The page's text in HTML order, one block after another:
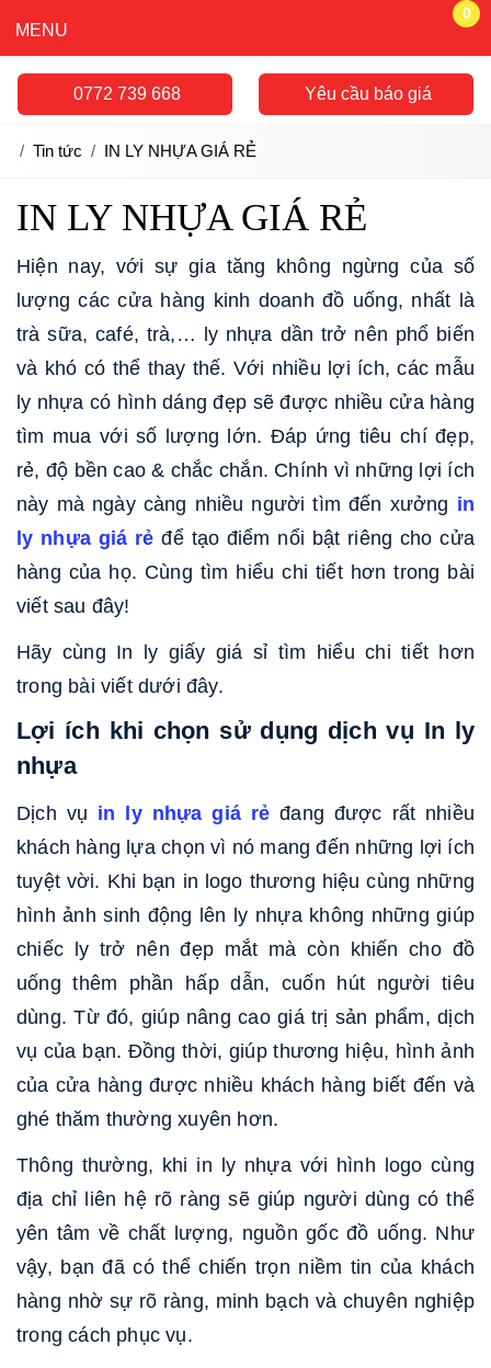
MENU
0
0772 739 668 Yêu cầu báo giá
Tin tức IN LY NHỰA GIÁ RẺ
IN LY NHỰA GIÁ RẺ
Hiện nay, với sự gia tăng không ngừng của số
lượng các cửa hàng kinh doanh đồ uống, nhất là
trà sữa, café, trà,… ly nhựa dần trở nên phổ biến
và khó có thể thay thế. Với nhiều lợi ích, các mẫu
ly nhựa có hình dáng đẹp sẽ được nhiều cửa hàng
tìm mua với số lượng lớn. Đáp ứng tiêu chí đẹp,
rẻ, độ bền cao & chắc chắn. Chính vì những lợi ích
này mà ngày càng nhiều người tìm đến xưởng in
ly nhựa giá rẻ để tạo điểm nổi bật riêng cho cửa
hàng của họ. Cùng tìm hiểu chi tiết hơn trong bài
viết sau đây!
Hãy cùng In ly giấy giá sỉ tìm hiểu chi tiết hơn
trong bài viết dưới đây.
Lợi ích khi chọn sử dụng dịch vụ In ly
nhựa
Dịch vụ in ly nhựa giá rẻ đang được rất nhiều
khách hàng lựa chọn vì nó mang đến những lợi ích
tuyệt vời. Khi bạn in logo thương hiệu cùng những
hình ảnh sinh động lên ly nhựa không những giúp
chiếc ly trở nên đẹp mắt mà còn khiến cho đồ
uống thêm phần hấp dẫn, cuốn hút người tiêu
dùng. Từ đó, giúp nâng cao giá trị sản phẩm, dịch
vụ của bạn. Đồng thời, giúp thương hiệu, hình ảnh
của cửa hàng được nhiều khách hàng biết đến và
ghé thăm thường xuyên hơn.
Thông thường, khi in ly nhựa với hình logo cùng
địa chỉ liên hệ rõ ràng sẽ giúp người dùng có thể
yên tâm về chất lượng, nguồn gốc đồ uống. Như
vậy, bạn đã có thể chiến trọn niềm tin của khách
hàng nhờ sự rõ ràng, minh bạch và chuyên nghiệp
trong cách phục vụ.